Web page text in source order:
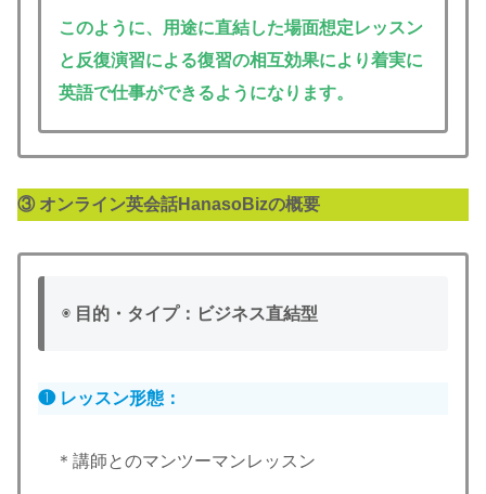
このように、用途に直結した場面想定レッスン
と反復演習による復習の相互効果により着実に
英語で仕事ができるようになります。
③ オンライン英会話HanasoBizの概要
◉ 目的・タイプ：ビジネス直結型
❶ レッスン形態：
＊講師とのマンツーマンレッスン